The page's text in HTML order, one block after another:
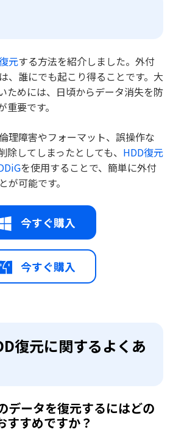
元する方法を紹介しました。外付
、誰にでも起こり得ることです。大
ためには、日頃からデータ消失を防
要です。
理障害やフォーマット、誤操作な
除してしまったとしても、 HDD復元
を使用することで、簡単に外付
が可能です。
今すぐ購入
今すぐ購入
復元に関するよくあ
データを復元するにはどの
すすめですか？